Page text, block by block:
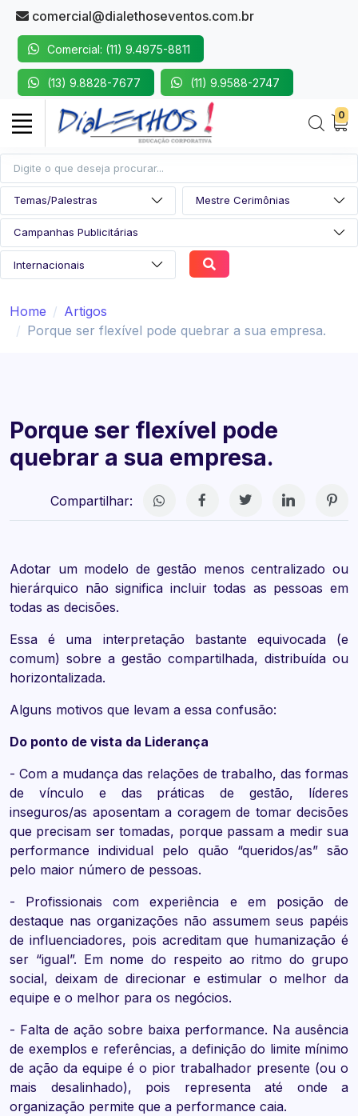
comercial@dialethoseventos.com.br
Comercial: (11) 9.4975-8811
(13) 9.8828-7677 (11) 9.9588-2747
0
Home
Artigos
Porque ser flexível pode quebrar a sua empresa.
Porque ser flexível pode
quebrar a sua empresa.
Compartilhar:
Adotar um modelo de gestão menos centralizado ou
hierárquico não significa incluir todas as pessoas em
todas as decisões.
Essa é uma interpretação bastante equivocada (e
comum) sobre a gestão compartilhada, distribuída ou
horizontalizada.
Alguns motivos que levam a essa confusão:
Do ponto de vista da Liderança
- Com a mudança das relações de trabalho, das formas
de vínculo e das práticas de gestão, líderes
inseguros/as aposentam a coragem de tomar decisões
que precisam ser tomadas, porque passam a medir sua
performance individual pelo quão “queridos/as” são
pelo maior número de pessoas.
- Profissionais com experiência e em posição de
destaque nas organizações não assumem seus papéis
de influenciadores, pois acreditam que humanização é
ser “igual”. Em nome do respeito ao ritmo do grupo
social, deixam de direcionar e estimular o melhor da
equipe e o melhor para os negócios.
- Falta de ação sobre baixa performance. Na ausência
de exemplos e referências, a definição do limite mínimo
de ação da equipe é o pior trabalhador presente (ou o
mais desalinhado), pois representa até onde a
organização permite que a performance caia.